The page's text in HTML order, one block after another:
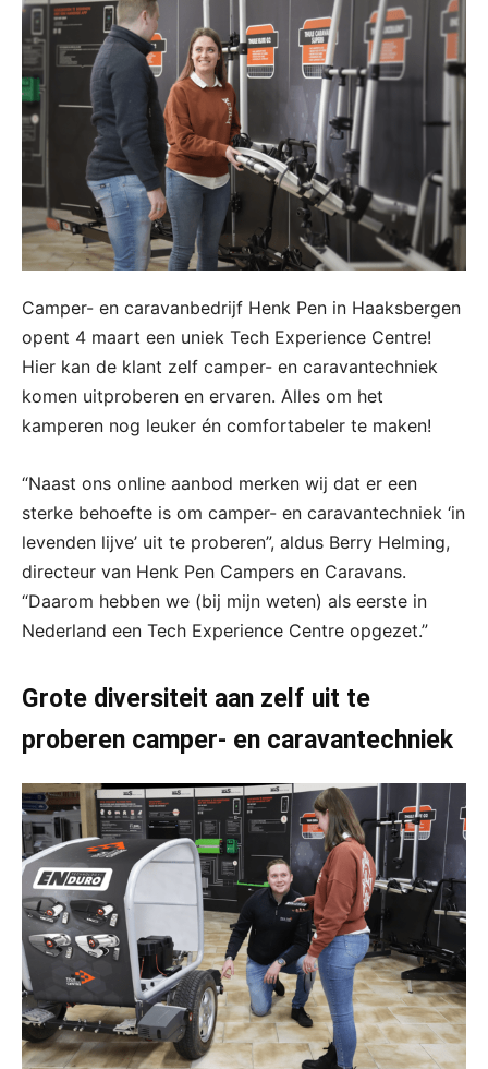
Camper- en caravanbedrijf Henk Pen in Haaksbergen
opent 4 maart een uniek Tech Experience Centre!
Hier kan de klant zelf camper- en caravantechniek
komen uitproberen en ervaren. Alles om het
kamperen nog leuker én comfortabeler te maken!
“Naast ons online aanbod merken wij dat er een
sterke behoefte is om camper- en caravantechniek ‘in
levenden lijve’ uit te proberen”, aldus Berry Helming,
directeur van Henk Pen Campers en Caravans.
“Daarom hebben we (bij mijn weten) als eerste in
Nederland een Tech Experience Centre opgezet.”
Grote diversiteit aan zelf uit te
proberen camper- en caravantechniek